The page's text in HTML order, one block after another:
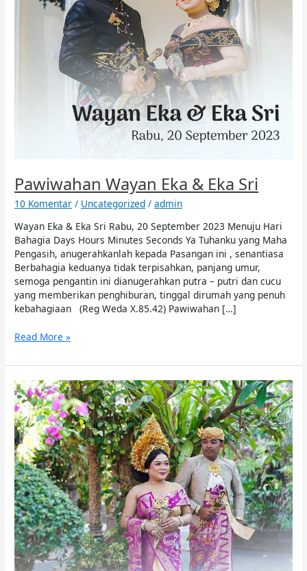
Pawiwahan Wayan Eka & Eka Sri
10 Komentar / Uncategorized /admin
Wayan Eka & Eka Sri Rabu, 20 September 2023 Menuju Hari
Bahagia Days Hours Minutes Seconds Ya Tuhanku yang Maha
Pengasih, anugerahkanlah kepada Pasangan ini , senantiasa
Berbahagia keduanya tidak terpisahkan, panjang umur,
semoga pengantin ini dianugerahkan putra – putri dan cucu
yang memberikan penghiburan, tinggal dirumah yang penuh
kebahagiaan (Reg Weda X.85.42) Pawiwahan […]
Read More »
Pawiwahan
Agus
&
Ayu